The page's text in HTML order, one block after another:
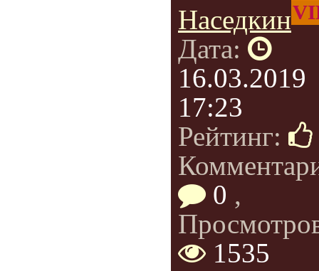
Наседкин
Дата:
16.03.2019
17:23
Рейтинг:
0 ,
1535